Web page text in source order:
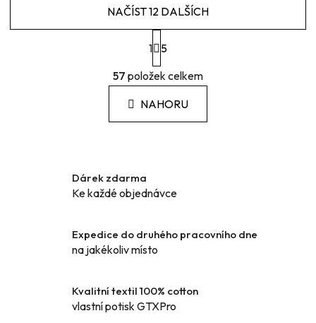
O
v
á
d
p
k
y
p
i
NAČÍST 12 DALŠÍCH
S
t
r
á
n
k
1
5
57 položek celkem
NAHORU
Dárek zdarma
Ke každé objednávce
Expedice do druhého pracovního dne
na jakékoliv místo
Kvalitní textil 100% cotton
vlastní potisk GTXPro